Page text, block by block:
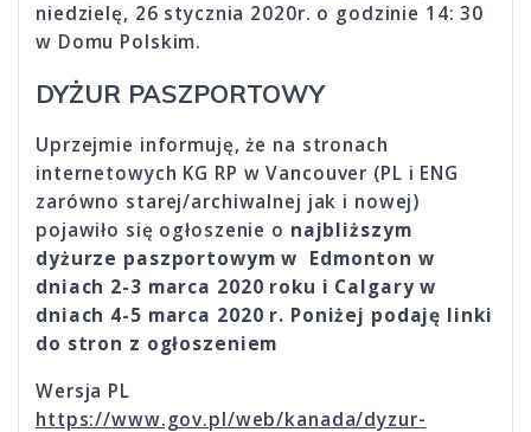
niedzielę, 26 stycznia 2020r. o godzinie 14: 30
w Domu Polskim.
DYŻUR PASZPORTOWY
Uprzejmie informuję, że na stronach
internetowych KG RP w Vancouver (PL i ENG
zarówno starej/archiwalnej jak i nowej)
pojawiło się ogłoszenie o najbliższym
dyżurze paszportowym w Edmonton w
dniach 2-3 marca 2020 roku i Calgary w
dniach 4-5 marca 2020 r. Poniżej podaję linki
do stron z ogłoszeniem
Wersja PL
https://www.gov.pl/web/kanada/dyzur-